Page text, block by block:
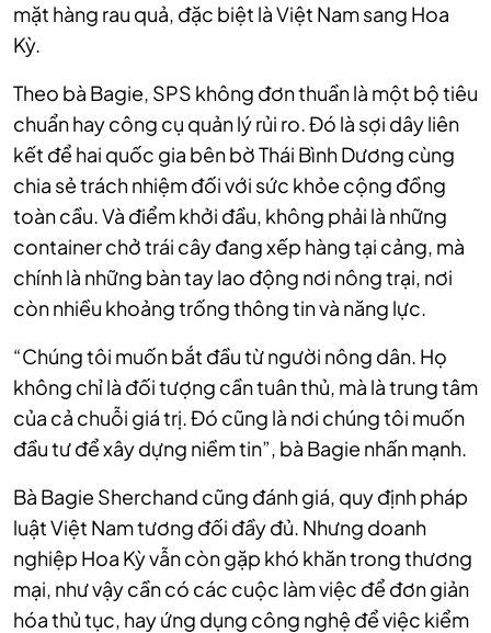
mặt hàng rau quả, đặc biệt là Việt Nam sang Hoa
Kỳ.
Theo bà Bagie, SPS không đơn thuần là một bộ tiêu
chuẩn hay công cụ quản lý rủi ro. Đó là sợi dây liên
kết để hai quốc gia bên bờ Thái Bình Dương cùng
chia sẻ trách nhiệm đối với sức khỏe cộng đồng
toàn cầu. Và điểm khởi đầu, không phải là những
container chở trái cây đang xếp hàng tại cảng, mà
chính là những bàn tay lao động nơi nông trại, nơi
còn nhiều khoảng trống thông tin và năng lực.
“Chúng tôi muốn bắt đầu từ người nông dân. Họ
không chỉ là đối tượng cần tuân thủ, mà là trung tâm
của cả chuỗi giá trị. Đó cũng là nơi chúng tôi muốn
đầu tư để xây dựng niềm tin”, bà Bagie nhấn mạnh.
Bà Bagie Sherchand cũng đánh giá, quy định pháp
luật Việt Nam tương đối đầy đủ. Nhưng doanh
nghiệp Hoa Kỳ vẫn còn gặp khó khăn trong thương
mại, như vậy cần có các cuộc làm việc để đơn giản
hóa thủ tục, hay ứng dụng công nghệ để việc kiểm